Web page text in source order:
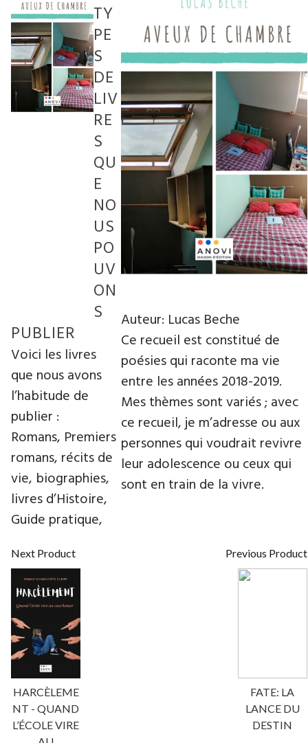
Auteur: Lucas Beche
Ce recueil est constitué de
poésies qui raconte ma vie
entre les années 2018-2019.
Mes thèmes sont variés ; avec
ce recueil, je m’adresse ou aux
personnes qui voudrait revivre
leur adolescence ou ceux qui
sont en train de la vivre.
Next Product
HARCÈLEME
NT - QUAND
L’ÉCOLE VIRE
Previous Product
FATE: LA
LANCE DU
DESTIN
TY
PE
S
DE
LIV
RE
S
QU
E
NO
US
PO
UV
ON
S
PUBLIER
Voici les livres
que nous avons
l’habitude de
publier :
Romans, Premiers
romans, récits de
vie, biographies,
livres d’Histoire,
Guide pratique,